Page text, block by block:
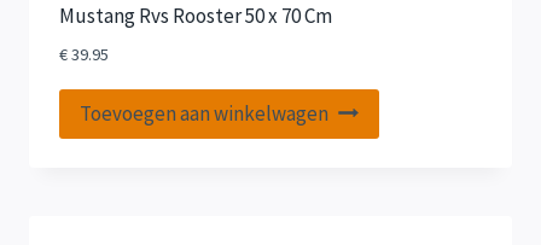
Mustang Rvs Rooster 50 x 70 Cm
€39.95
Toevoegen aan winkelwagen